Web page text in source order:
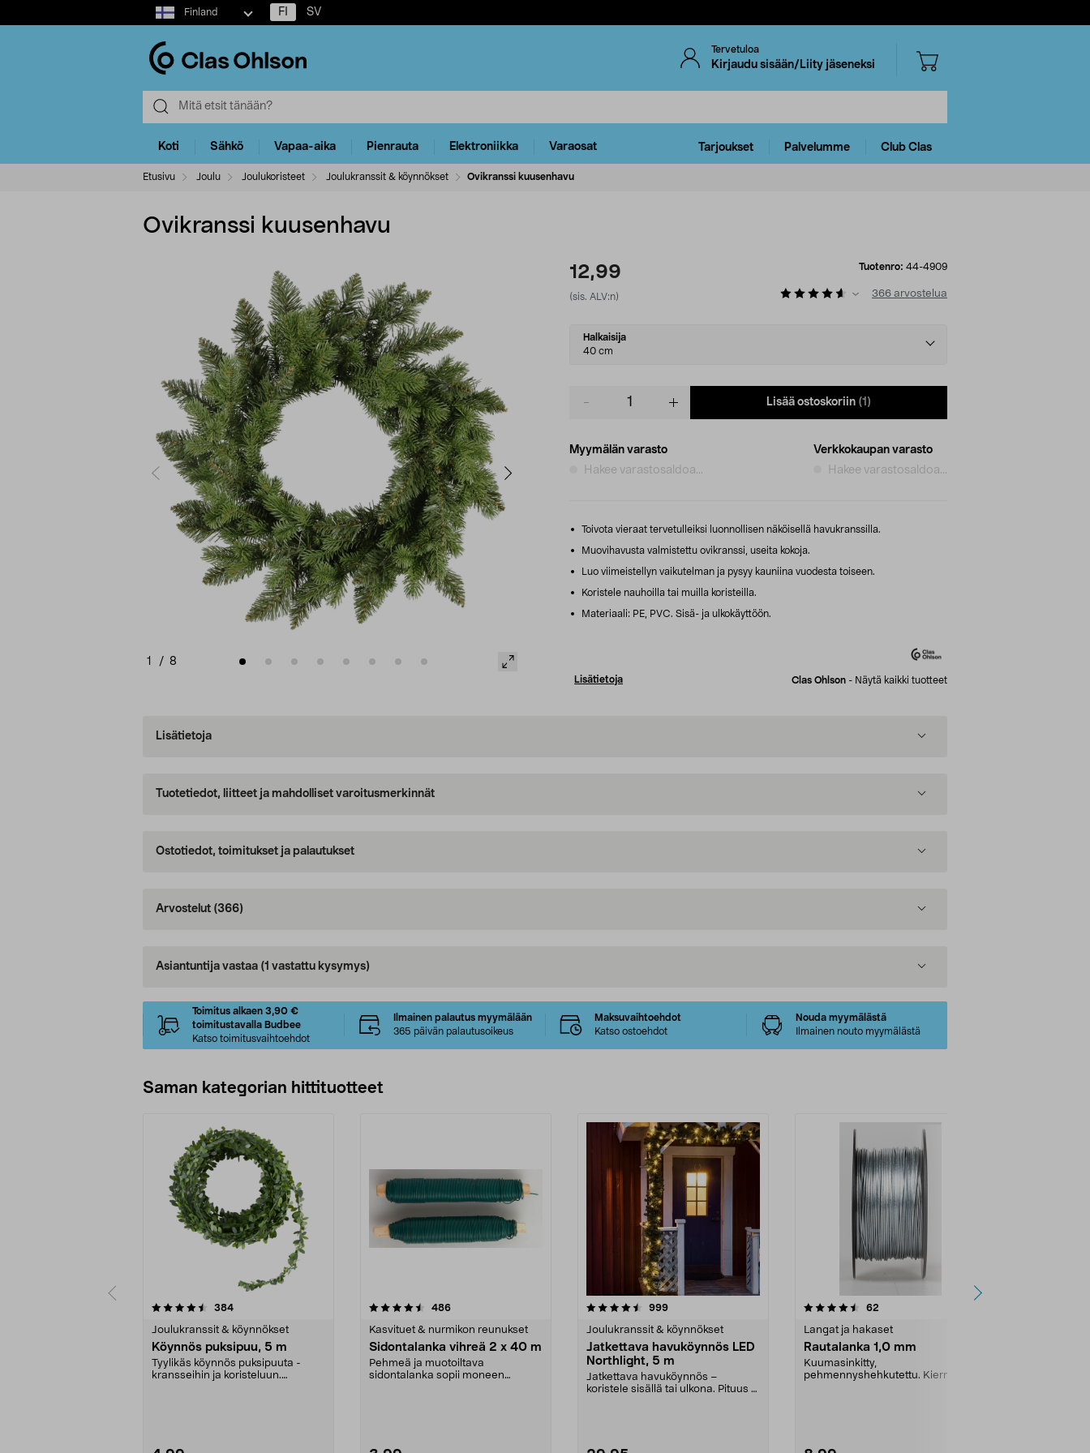
Select
market
Finland FI SV
Tervetuloa
Kirjaudu sisään/Liity jäseneksi
Koti Sähkö Vapaa-aika Pienrauta Elektroniikka Varaosat Tarjoukset Palvelumme Club Clas
Etusivu Joulu Joulukoristeet Joulukranssit & köynnökset Ovikranssi kuusenhavu
Ovikranssi kuusenhavu
1 / 8
12,99
(sis. ALV:n)
Tuotenro: 44-4909
366 arvostelua
Select
variant
Halkaisija
40 cm
Lisää ostoskoriin (1)
Myymälän varasto
Hakee varastosaldoa...
Verkkokaupan varasto
Hakee varastosaldoa...
Toivota vieraat tervetulleiksi luonnollisen näköisellä havukranssilla.
Muovihavusta valmistettu ovikranssi, useita kokoja.
Luo viimeistellyn vaikutelman ja pysyy kauniina vuodesta toiseen.
Koristele nauhoilla tai muilla koristeilla.
Materiaali: PE, PVC. Sisä- ja ulkokäyttöön.
Lisätietoja Clas Ohlson - Näytä kaikki tuotteet
Lisätietoja
Tuotetiedot, liitteet ja mahdolliset varoitusmerkinnät
Ostotiedot, toimitukset ja palautukset
Arvostelut (366)
Asiantuntija vastaa (1 vastattu kysymys)
Toimitus alkaen 3,90 €
toimitustavalla Budbee
Katso toimitusvaihtoehdot
Ilmainen palautus myymälään
365 päivän palautusoikeus
Maksuvaihtoehdot
Katso ostoehdot
Nouda myymälästä
Ilmainen nouto myymälästä
Saman kategorian hittituotteet
384arvostelut
Joulukranssit & köynnökset
Köynnös puksipuu, 5 m
Tyylikäs köynnös puksipuuta -
kransseihin ja koristeluun.
4.5 viidestä
486arvostelut
Kasvituet & nurmikon reunukset
Sidontalanka vihreä 2 x 40 m
Pehmeä ja muotoiltava
sidontalanka sopii moneen
4.5 viidestä
999arvostelut
Joulukranssit & köynnökset
Jatkettava havuköynnös LED
Northlight, 5 m
Jatkettava havuköynnös –
koristele sisällä tai ulkona. Pituus 5
4.5 viidestä
62
Langat ja hakaset
Rautalanka 1,0 mm
Kuumasinkitty,
pehmennyshehkutettu. Kierretty
4.5 viidestä